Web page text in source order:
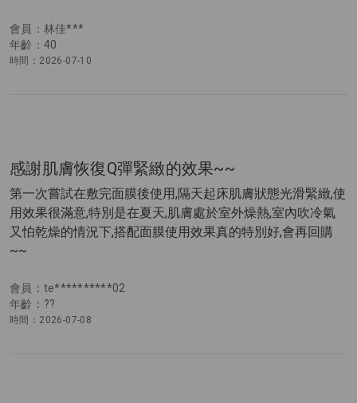
會員：林佳***
年齡：40
時間：2026-07-10
會員：te**********02
年齡：??
時間：2026-07-08
感謝肌膚恢復Q彈緊緻的效果~~
第一次嘗試在敷完面膜後使用,隔天起床肌膚狀態光滑緊緻,使
用效果很滿意,特別是在夏天,肌膚處於室外燥熱,室內吹冷氣
又怕乾燥的情況下,搭配面膜使用效果真的特別好,會再回購
~~